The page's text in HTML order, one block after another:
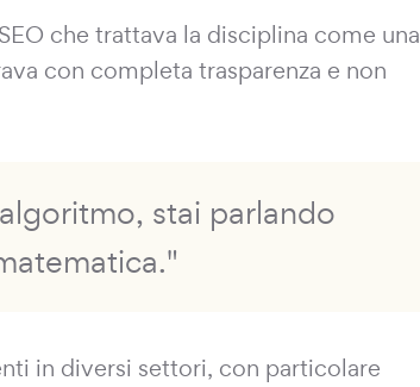
che trattava la disciplina come una
con completa trasparenza e non
stai parlando
in diversi settori, con particolare